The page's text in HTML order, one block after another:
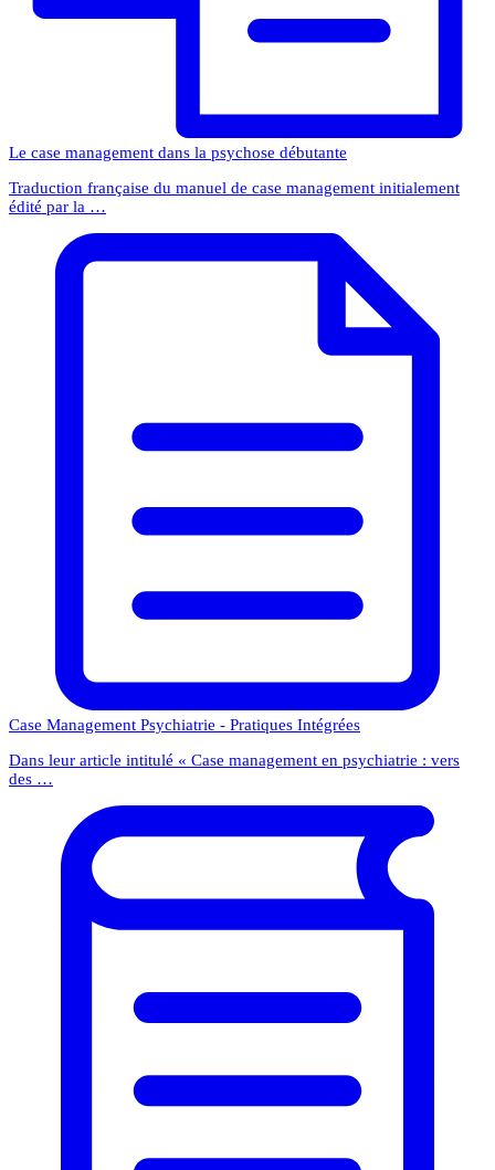
Le case management dans la psychose débutante
Traduction française du manuel de case management initialement
édité par la …
Case Management Psychiatrie - Pratiques Intégrées
Dans leur article intitulé « Case management en psychiatrie : vers
des …